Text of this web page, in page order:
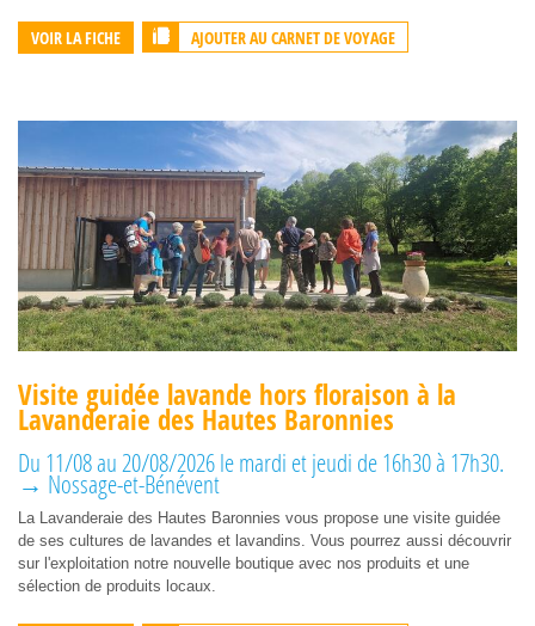
VOIR LA FICHE AJOUTER AU CARNET DE VOYAGE
Visite guidée lavande hors floraison à la
Lavanderaie des Hautes Baronnies
Du 11/08 au 20/08/2026 le mardi et jeudi de 16h30 à 17h30.
→ Nossage-et-Bénévent
La Lavanderaie des Hautes Baronnies vous propose une visite guidée
de ses cultures de lavandes et lavandins. Vous pourrez aussi découvrir
sur l'exploitation notre nouvelle boutique avec nos produits et une
sélection de produits locaux.